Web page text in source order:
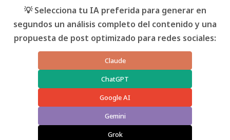
💡 Selecciona tu IA preferida para generar en
segundos un análisis completo del contenido y una
propuesta de post optimizado para redes sociales:
Claude
ChatGPT
Google AI
Gemini
Grok